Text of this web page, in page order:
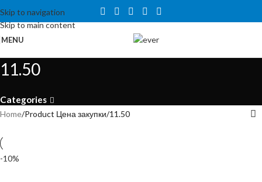
Skip to navigation
Skip to main content
Tähelepanu! Veebisait on väljatöötamisel ning töötab ajutiselt
kataloogirežiimis. Hetkel veel tellida ei saa, kuid on võimalus tutvuda
toodete ja hindadega.
MENU
11.50
Categories
Home Product Цена закупки 11.50
-10%